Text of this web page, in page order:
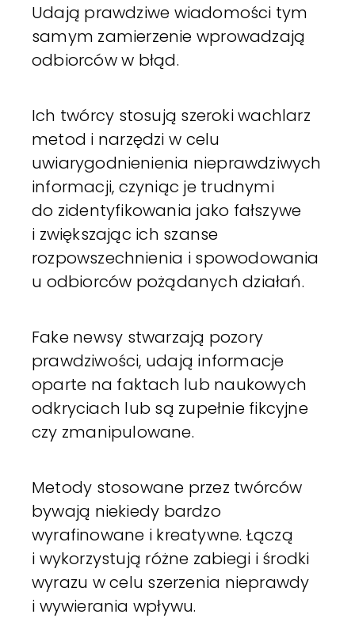
Udają prawdziwe wiadomości tym
samym zamierzenie wprowadzają
odbiorców w błąd.
Ich twórcy stosują szeroki wachlarz
metod i narzędzi w celu
uwiarygodnienienia nieprawdziwych
informacji, czyniąc je trudnymi
do zidentyfikowania jako fałszywe
i zwiększając ich szanse
rozpowszechnienia i spowodowania
u odbiorców pożądanych działań.
Fake newsy stwarzają pozory
prawdziwości, udają informacje
oparte na faktach lub naukowych
odkryciach lub są zupełnie fikcyjne
czy zmanipulowane.
Metody stosowane przez twórców
bywają niekiedy bardzo
wyrafinowane i kreatywne. Łączą
i wykorzystują różne zabiegi i środki
wyrazu w celu szerzenia nieprawdy
i wywierania wpływu.